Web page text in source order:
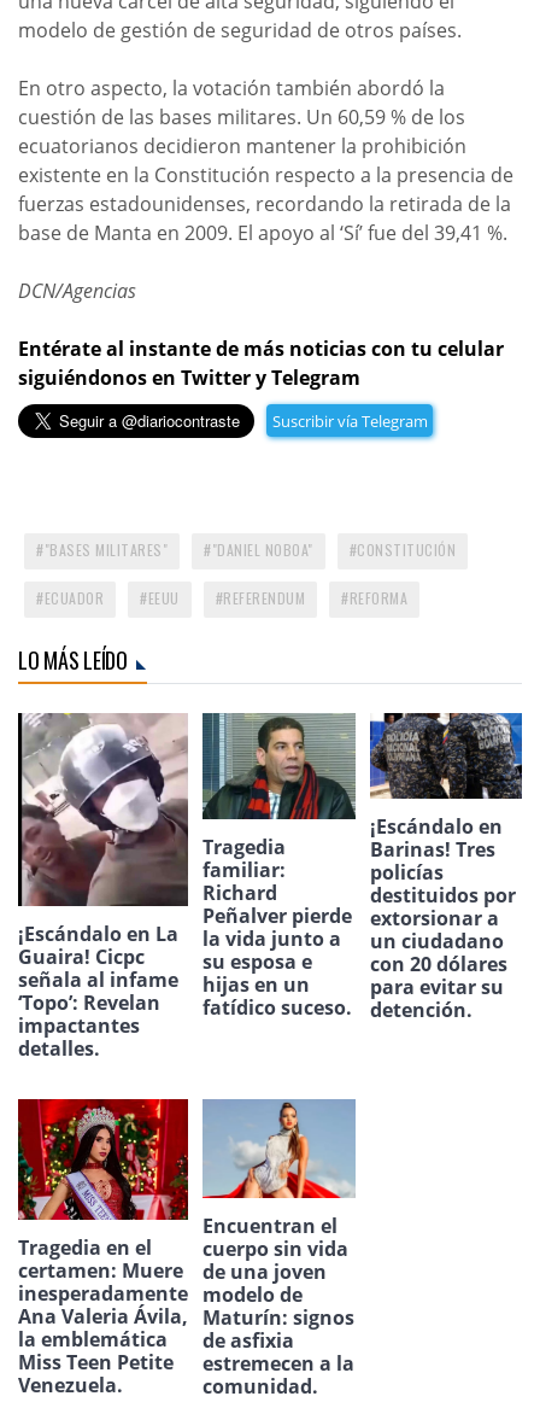
modelo de gestión de seguridad de otros países.
En otro aspecto, la votación también abordó la
cuestión de las bases militares. Un 60,59 % de los
ecuatorianos decidieron mantener la prohibición
existente en la Constitución respecto a la presencia de
fuerzas estadounidenses, recordando la retirada de la
base de Manta en 2009. El apoyo al ‘Sí’ fue del 39,41 %.
DCN/Agencias
Entérate al instante de más noticias con tu celular
siguiéndonos en Twitter y Telegram
Suscribir vía Telegram
"BASES MILITARES" "DANIEL NOBOA" CONSTITUCIÓN
ECUADOR EEUU REFERENDUM REFORMA
LO MÁS LEÍDO
¡Escándalo en La
Guaira! Cicpc
señala al infame
‘Topo’: Revelan
impactantes
detalles.
Tragedia
familiar:
Richard
Peñalver pierde
la vida junto a
su esposa e
hijas en un
fatídico suceso.
¡Escándalo en
Barinas! Tres
policías
destituidos por
extorsionar a
un ciudadano
con 20 dólares
para evitar su
detención.
Tragedia en el
certamen: Muere
inesperadamente
Ana Valeria Ávila,
la emblemática
Miss Teen Petite
Venezuela.
Encuentran el
cuerpo sin vida
de una joven
modelo de
Maturín: signos
de asfixia
estremecen a la
comunidad.